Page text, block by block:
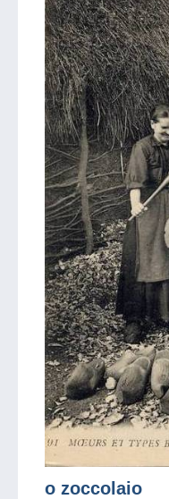
o zoccolaio